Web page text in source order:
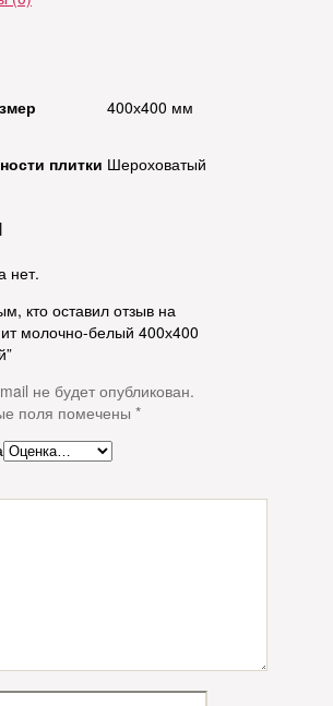
400х400 мм
плитки Шероховатый
нет.
кто оставил отзыв на
молочно-белый 400х400
не будет опубликован.
поля помечены *